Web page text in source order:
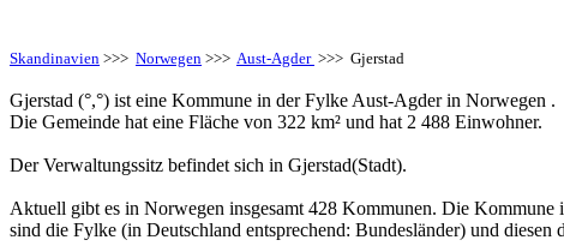
Skandinavien >>> Norwegen >>> Aust-Agder >>> Gjerstad
Gjerstad (°,°) ist eine Kommune in der Fylke Aust-Agder in Norwegen .
Die Gemeinde hat eine Fläche von 322 km² und hat 2 488 Einwohner.
Der Verwaltungssitz befindet sich in Gjerstad(Stadt).
Aktuell gibt es in Norwegen insgesamt 428 Kommunen. Die Kommune
sind die Fylke (in Deutschland entsprechend: Bundesländer) und diesen